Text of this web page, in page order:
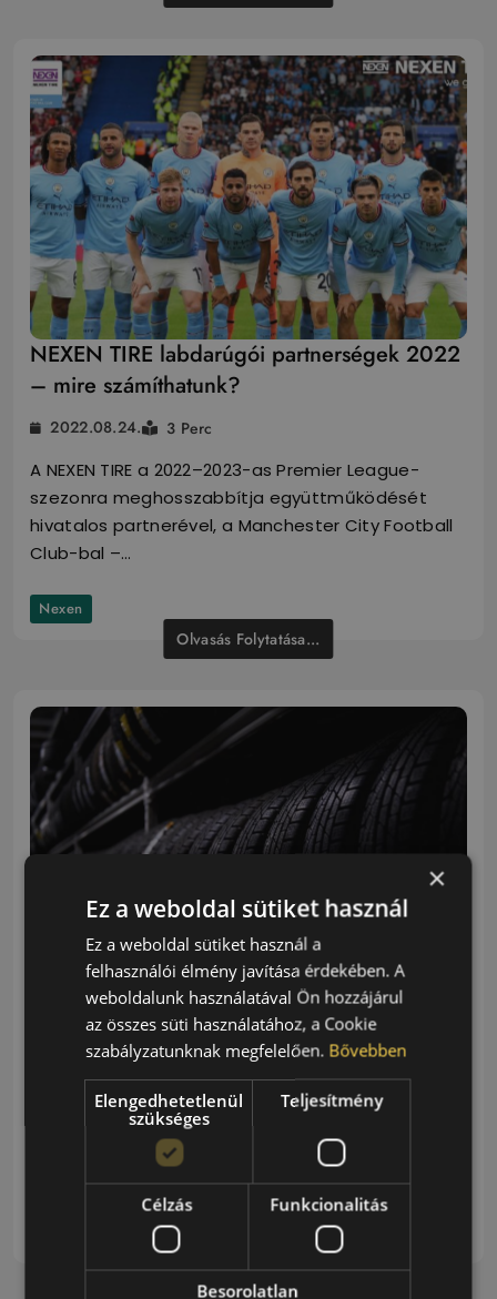
NEXEN TIRE labdarúgói partnerségek 2022
– mire számíthatunk?
2022.08.24. 3 Perc
A NEXEN TIRE a 2022–2023-as Premier League-
szezonra meghosszabbítja együttműködését
hivatalos partnerével, a Manchester City Football
Club-bal –…
Nexen
Olvasás Folytatása...
Peremvédős gumi tulajdonságai, előnyei és
használata￼
2022.08.24. 6 Perc
A peremvédős gumi egy speciális abroncs,
melynek felnivédő pereme képes megóvni a
×
Ez a weboldal sütiket használ
Ez a weboldal sütiket használ a
felhasználói élmény javítása érdekében. A
weboldalunk használatával Ön hozzájárul
az összes süti használatához, a Cookie
szabályzatunknak megfelelően. Bővebben
Elengedhetetlenül
szükséges
Teljesítmény
Célzás Funkcionalitás
Besorolatlan